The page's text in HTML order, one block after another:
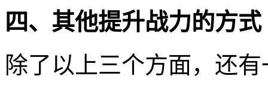
四、其他提升战力的方式
除了以上三个方面，还